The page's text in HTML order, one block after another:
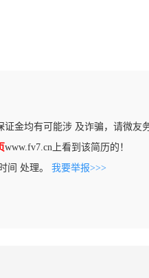
金均有可能涉 及诈骗，请微友
www.fv7.cn上看到该简历的！
间 处理。 我要举报>>>